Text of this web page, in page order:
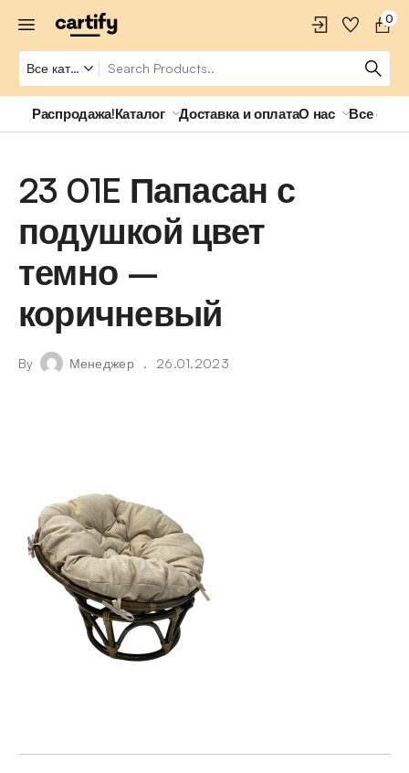
0
Распродажа!Каталог Доставка и оплатаО нас Все о
23 01E Папасан с
подушкой цвет
темно –
коричневый
By Менеджер 26.01.2023